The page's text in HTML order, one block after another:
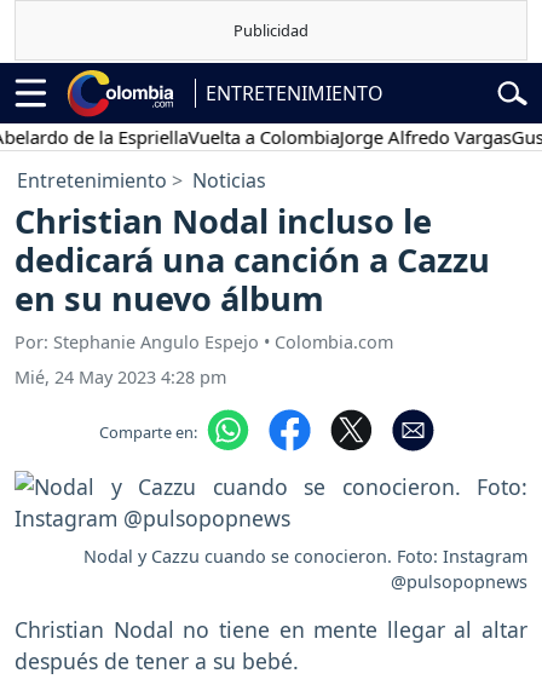
ENTRETENIMIENTO
de la EspriellaVuelta a ColombiaJorge Alfredo Vargas
Entretenimiento Noticias
Christian Nodal incluso le
dedicará una canción a Cazzu
en su nuevo álbum
Por: Stephanie Angulo Espejo • Colombia.com
Mié, 24 May 2023 4:28 pm
Comparte en:
Nodal y Cazzu cuando se conocieron. Foto: Instagram
@pulsopopnews
Christian Nodal no tiene en mente llegar al altar
después de tener a su bebé.